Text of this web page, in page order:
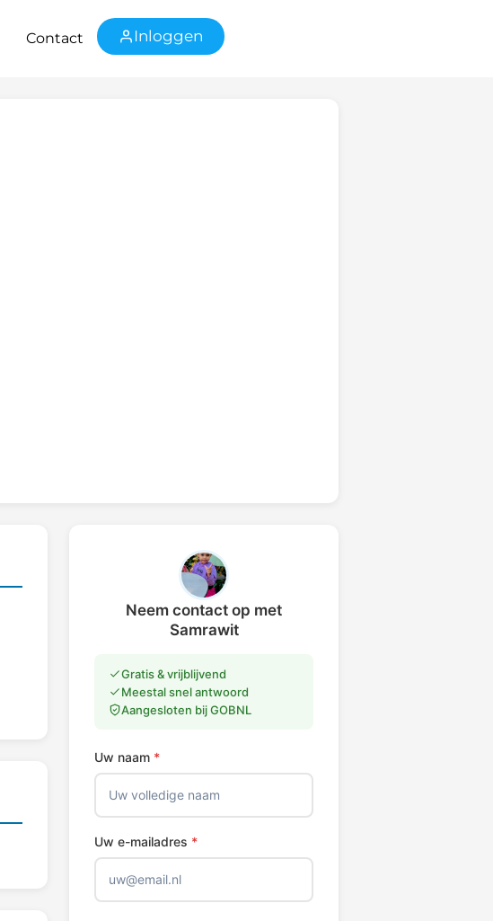
Contact Inloggen
Neem contact op met
Samrawit
Gratis & vrijblijvend
Meestal snel antwoord
Aangesloten bij GOBNL
Uw naam *
Uw e-mailadres *